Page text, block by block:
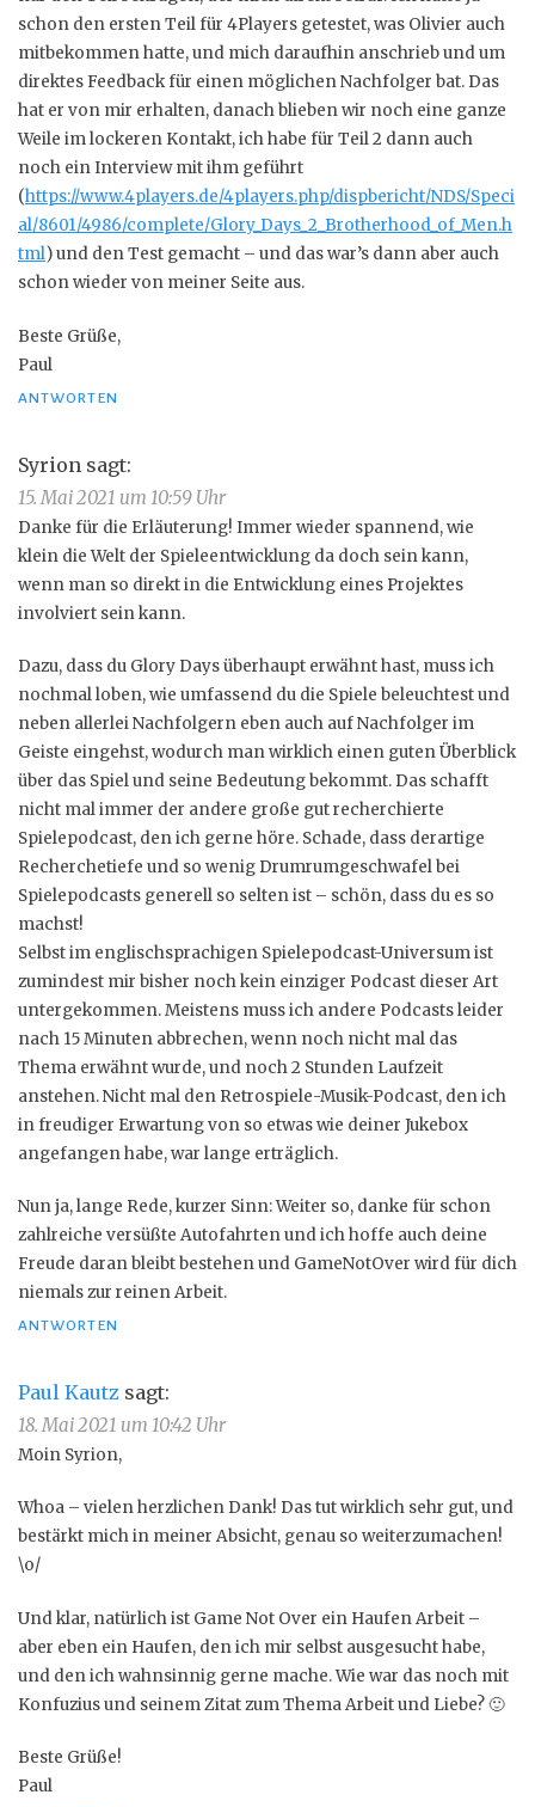
schon den ersten Teil für 4Players getestet, was Olivier auch
mitbekommen hatte, und mich daraufhin anschrieb und um
direktes Feedback für einen möglichen Nachfolger bat. Das
hat er von mir erhalten, danach blieben wir noch eine ganze
Weile im lockeren Kontakt, ich habe für Teil 2 dann auch
noch ein Interview mit ihm geführt
(https://www.4players.de/4players.php/dispbericht/NDS/Speci
al/8601/4986/complete/Glory_Days_2_Brotherhood_of_Men.h
tml) und den Test gemacht – und das war’s dann aber auch
schon wieder von meiner Seite aus.
Beste Grüße,
Paul
ANTWORTEN
Syrion sagt:
15. Mai 2021 um 10:59 Uhr
Danke für die Erläuterung! Immer wieder spannend, wie
klein die Welt der Spieleentwicklung da doch sein kann,
wenn man so direkt in die Entwicklung eines Projektes
involviert sein kann.
Dazu, dass du Glory Days überhaupt erwähnt hast, muss ich
nochmal loben, wie umfassend du die Spiele beleuchtest und
neben allerlei Nachfolgern eben auch auf Nachfolger im
Geiste eingehst, wodurch man wirklich einen guten Überblick
über das Spiel und seine Bedeutung bekommt. Das schafft
nicht mal immer der andere große gut recherchierte
Spielepodcast, den ich gerne höre. Schade, dass derartige
Recherchetiefe und so wenig Drumrumgeschwafel bei
Spielepodcasts generell so selten ist – schön, dass du es so
machst!
Selbst im englischsprachigen Spielepodcast-Universum ist
zumindest mir bisher noch kein einziger Podcast dieser Art
untergekommen. Meistens muss ich andere Podcasts leider
nach 15 Minuten abbrechen, wenn noch nicht mal das
Thema erwähnt wurde, und noch 2 Stunden Laufzeit
anstehen. Nicht mal den Retrospiele-Musik-Podcast, den ich
in freudiger Erwartung von so etwas wie deiner Jukebox
angefangen habe, war lange erträglich.
Nun ja, lange Rede, kurzer Sinn: Weiter so, danke für schon
zahlreiche versüßte Autofahrten und ich hoffe auch deine
Freude daran bleibt bestehen und GameNotOver wird für dich
niemals zur reinen Arbeit.
ANTWORTEN
Paul Kautz sagt:
18. Mai 2021 um 10:42 Uhr
Moin Syrion,
Whoa – vielen herzlichen Dank! Das tut wirklich sehr gut, und
bestärkt mich in meiner Absicht, genau so weiterzumachen!
\o/
Und klar, natürlich ist Game Not Over ein Haufen Arbeit –
aber eben ein Haufen, den ich mir selbst ausgesucht habe,
und den ich wahnsinnig gerne mache. Wie war das noch mit
Konfuzius und seinem Zitat zum Thema Arbeit und Liebe? 🙂
Beste Grüße!
Paul